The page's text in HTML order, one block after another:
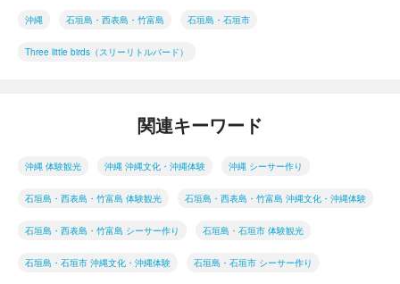
沖縄 石垣島・西表島・竹富島 石垣島・石垣市
Three little birds（スリーリトルバード）
関連キーワード
沖縄 体験観光 沖縄 沖縄文化・沖縄体験 沖縄 シーサー作り
石垣島・西表島・竹富島 体験観光 石垣島・西表島・竹富島 沖縄文化・沖縄体験
石垣島・西表島・竹富島 シーサー作り 石垣島・石垣市 体験観光
石垣島・石垣市 沖縄文化・沖縄体験 石垣島・石垣市 シーサー作り